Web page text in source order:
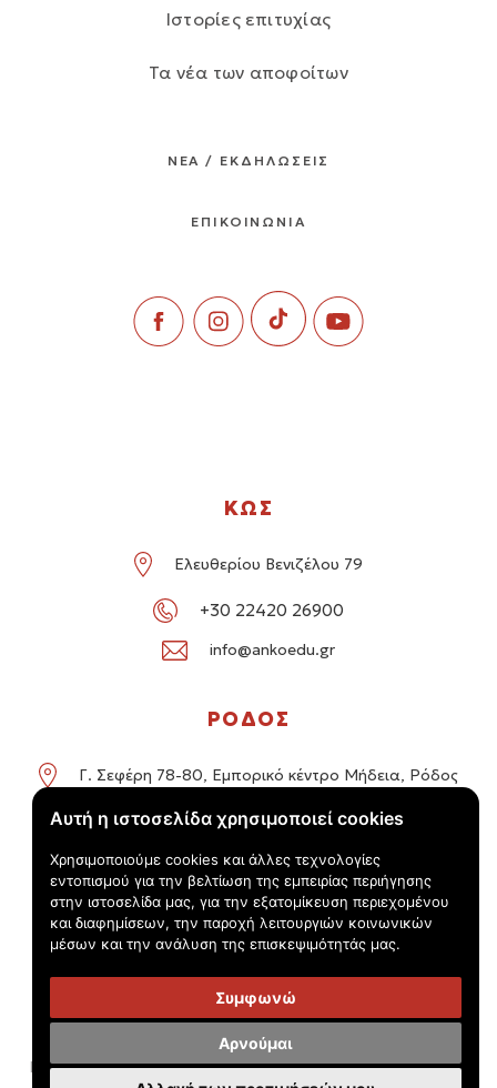
Αυτή η ιστοσελίδα χρησιμοποιεί cookies
Χρησιμοποιούμε cookies και άλλες τεχνολογίες
εντοπισμού για την βελτίωση της εμπειρίας περιήγησης
στην ιστοσελίδα μας, για την εξατομίκευση περιεχομένου
και διαφημίσεων, την παροχή λειτουργιών κοινωνικών
μέσων και την ανάλυση της επισκεψιμότητάς μας.
Συμφωνώ
Αρνούμαι
Ιστορίες επιτυχίας
Τα νέα των αποφοίτων
ΝΕΑ / ΕΚΔΗΛΩΣΕΙΣ
ΕΠΙΚΟΙΝΩΝΙΑ
ΚΩΣ
Ελευθερίου Βενιζέλου 79
+30 22420 26900
info@ankoedu.gr
ΡΟΔΟΣ
Γ. Σεφέρη 78-80, Εμπορικό κέντρο Μήδεια, Ρόδος
+30 22414 01016 / +30 22410 62488
info@ankoedu.gr
© Τουριστικός Εκπαιδευτικός Όμιλος Anko 2026 -
Προστασίας Προσωπικών Δεδομένων - 'Όροι χρήσης